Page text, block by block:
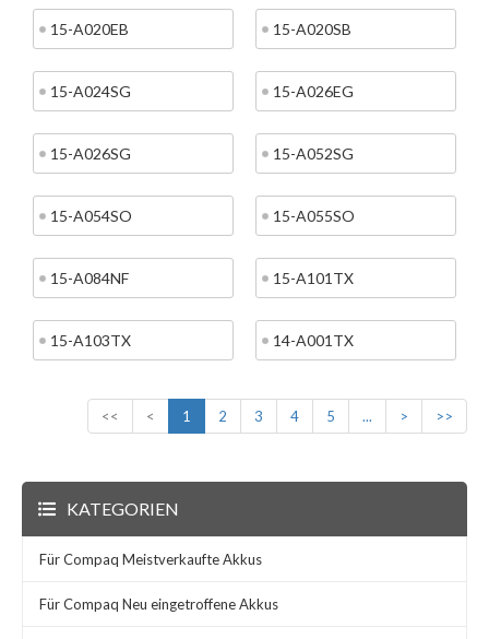
15-A020EB 15-A020SB
15-A024SG 15-A026EG
15-A026SG 15-A052SG
15-A054SO 15-A055SO
15-A084NF 15-A101TX
15-A103TX 14-A001TX
<< < 1 2 3 4 5 ... > >>
KATEGORIEN
Für Compaq Meistverkaufte Akkus
Für Compaq Neu eingetroffene Akkus